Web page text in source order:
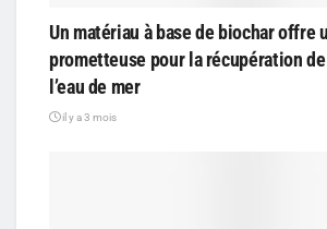
Un matériau à base de biochar offre
prometteuse pour la récupération de
l’eau de mer
il y a 3 mois